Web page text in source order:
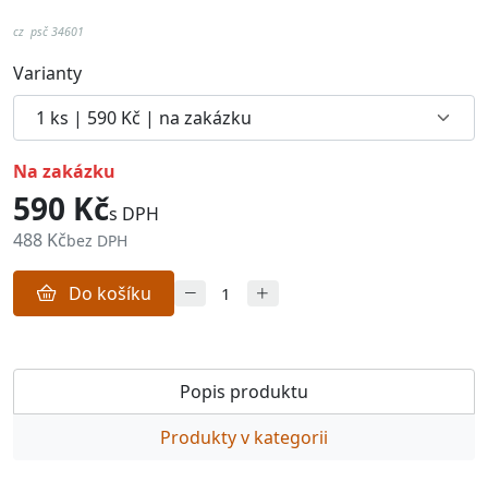
cz psč 34601
Varianty
na zakázku
590 Kčs DPH
488 Kčbez DPH
Do košíku
Popis produktu
Produkty v kategorii